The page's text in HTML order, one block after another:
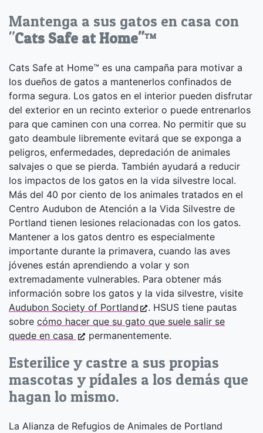
Mantenga a sus gatos en casa con
"Cats Safe at Home"™
Cats Safe at Home™ es una campaña para motivar a
los dueños de gatos a mantenerlos confinados de
forma segura. Los gatos en el interior pueden disfrutar
del exterior en un recinto exterior o puede entrenarlos
para que caminen con una correa. No permitir que su
gato deambule libremente evitará que se exponga a
peligros, enfermedades, depredación de animales
salvajes o que se pierda. También ayudará a reducir
los impactos de los gatos en la vida silvestre local.
Más del 40 por ciento de los animales tratados en el
Centro Audubon de Atención a la Vida Silvestre de
Portland tienen lesiones relacionadas con los gatos.
Mantener a los gatos dentro es especialmente
importante durante la primavera, cuando las aves
jóvenes están aprendiendo a volar y son
extremadamente vulnerables. Para obtener más
información sobre los gatos y la vida silvestre, visite
Audubon Society of Portland
. HSUS tiene pautas
sobre cómo hacer que su gato que suele salir se
quede en casa
permanentemente.
Esterilice y castre a sus propias
mascotas y pídales a los demás que
hagan lo mismo.
La Alianza de Refugios de Animales de Portland